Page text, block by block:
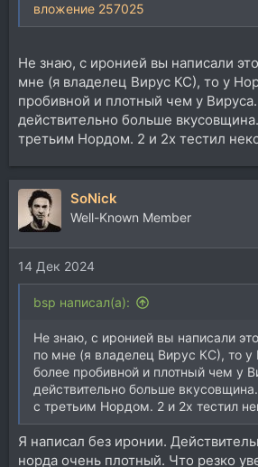
вложение 257025
Не знаю, с иронией вы написали
мне (я владелец Вирус КС), то у
пробивной и плотный чем у
действительно больше
третьим Нордом. 2 и 2х тестил
SoNick
Well-Known Member
14 Дек 2024
bsp написал(а):
Не знаю, с иронией вы написали
по мне (я владелец Вирус КС), то у
более пробивной и плотный чем у
действительно больше
с третьим Нордом. 2 и 2х тестил
Я написал без иронии.
норда очень плотный. Что резко